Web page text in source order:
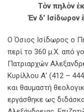
Τὸν πηλὸν
Ἐν δ’ lσίδωρον
O Όσιος Ισίδωρος ο
περί το 360 μ.Χ. από
Πατριαρχών
Κυρίλλου Α’ (412 –
και θαυμαστή
εργάσθηκε ως